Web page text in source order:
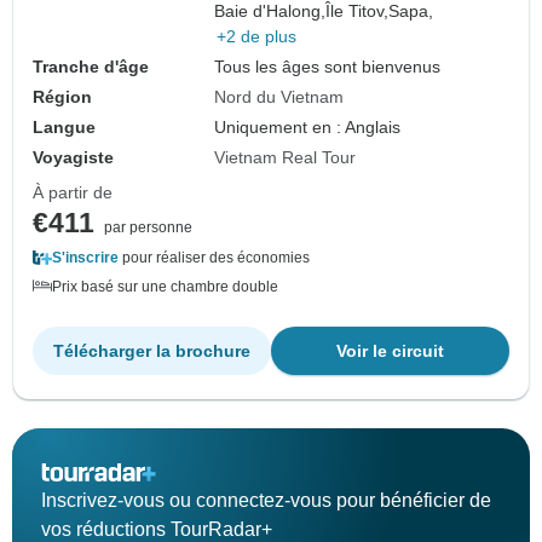
Baie d'Halong, Île Titov,Sapa,
+2 de plus
Tranche d'âge
Tous les âges sont bienvenus
Région
Nord du Vietnam
Langue
Uniquement en : Anglais
Voyagiste
Vietnam Real Tour
À partir de
€411 par personne
S'inscrire pour réaliser des économies
Prix basé sur une chambre double
Voir le circuit
Télécharger la brochure
Inscrivez-vous ou connectez-vous pour bénéficier de
vos réductions TourRadar+